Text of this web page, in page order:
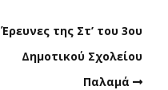
Έρευνες της Στ’ του 3ου
Δημοτικού Σχολείου
Παλαμά